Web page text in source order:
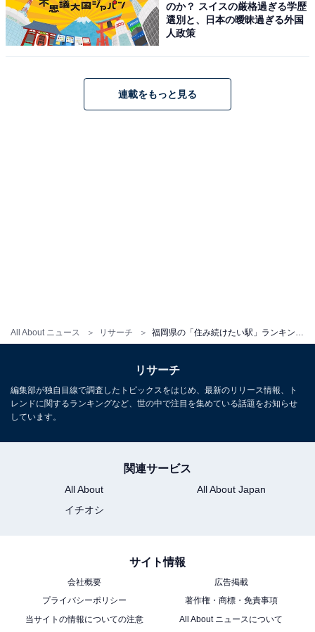
All About ニュース リサーチ 福岡県の「住み続けたい駅」ランキング！ 筑豊電気鉄道「今池」を抑えた1位は？
のか？ スイスの厳格過ぎる学歴
選別と、日本の曖昧過ぎる外国
人政策
連載をもっと見る
リサーチ
編集部が独自目線で調査したトピックスをはじめ、最新のリリース情報、ト
レンドに関するランキングなど、世の中で注目を集めている話題をお知らせ
しています。
関連サービス
All About
All About Japan
イチオシ
サイト情報
会社概要
広告掲載
プライバシーポリシー
著作権・商標・免責事項
当サイトの情報についての注意
All About ニュースについて